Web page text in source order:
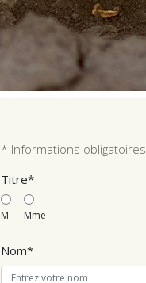
* Informations obligatoires
Titre
M. Mme
Nom